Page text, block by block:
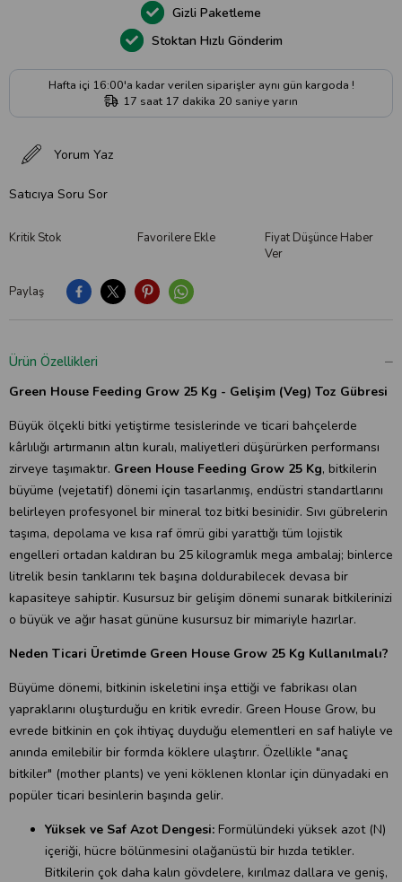
Paylaş
Kritik Stok Favorilere Ekle
Fiyat Düşünce Haber
Ver
Yorum Yaz
Satıcıya Soru Sor
Hafta içi 16:00'a kadar verilen siparişler aynı gün kargoda !
17 saat 17 dakika 19 saniyeyarın
Stoktan Hızlı Gönderim
Gizli Paketleme
Ürün Özellikleri
Green House Feeding Grow 25 Kg - Gelişim (Veg) Toz Gübresi
Büyük ölçekli bitki yetiştirme tesislerinde ve ticari bahçelerde
kârlılığı artırmanın altın kuralı, maliyetleri düşürürken performansı
zirveye taşımaktır. Green House Feeding Grow 25 Kg, bitkilerin
büyüme (vejetatif) dönemi için tasarlanmış, endüstri standartlarını
belirleyen profesyonel bir mineral toz bitki besinidir. Sıvı gübrelerin
taşıma, depolama ve kısa raf ömrü gibi yarattığı tüm lojistik
engelleri ortadan kaldıran bu 25 kilogramlık mega ambalaj; binlerce
litrelik besin tanklarını tek başına doldurabilecek devasa bir
kapasiteye sahiptir. Kusursuz bir gelişim dönemi sunarak bitkilerinizi
o büyük ve ağır hasat gününe kusursuz bir mimariyle hazırlar.
Neden Ticari Üretimde Green House Grow 25 Kg Kullanılmalı?
Büyüme dönemi, bitkinin iskeletini inşa ettiği ve fabrikası olan
yapraklarını oluşturduğu en kritik evredir. Green House Grow, bu
evrede bitkinin en çok ihtiyaç duyduğu elementleri en saf haliyle ve
anında emilebilir bir formda köklere ulaştırır. Özellikle "anaç
bitkiler" (mother plants) ve yeni köklenen klonlar için dünyadaki en
popüler ticari besinlerin başında gelir.
Yüksek ve Saf Azot Dengesi: Formülündeki yüksek azot (N)
içeriği, hücre bölünmesini olağanüstü bir hızda tetikler.
Bitkilerin çok daha kalın gövdelere, kırılmaz dallara ve geniş,